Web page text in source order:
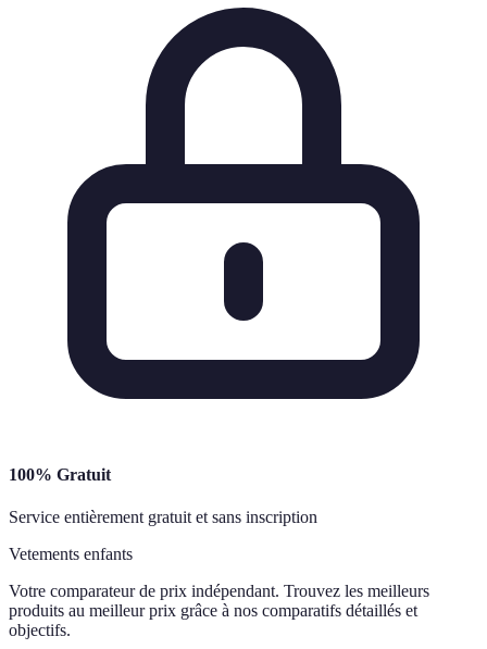
100% Gratuit
Service entièrement gratuit et sans inscription
Vetements enfants
Votre comparateur de prix indépendant. Trouvez les meilleurs
produits au meilleur prix grâce à nos comparatifs détaillés et
objectifs.